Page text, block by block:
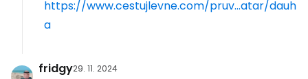
https://www.cestujlevne.com/pruv...atar/dauh
a
fridgy29. 11. 2024